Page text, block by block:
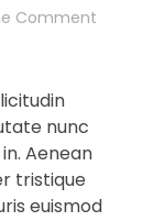
Comment
nunc
Aenean
tristique
euismod